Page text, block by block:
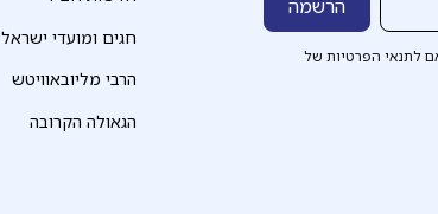
לתנאי הפרטיות של
חגים ומועדי ישראל
הרבי מליובאוויטש
הגאולה הקרובה